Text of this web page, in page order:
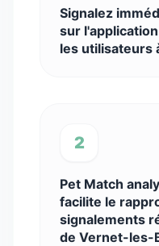
Signalez
sur
les utilisateurs
2
Pet Match
facilite le
signalements
de Vernet-les-